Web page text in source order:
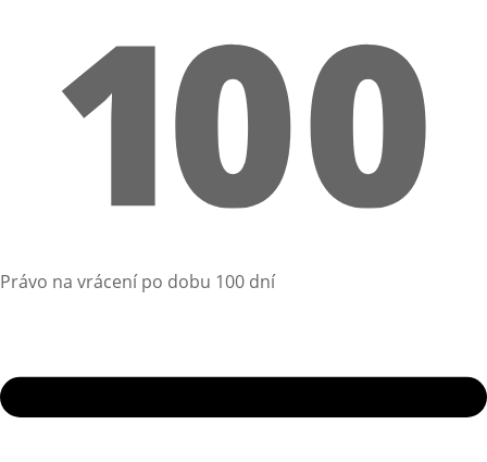
Právo na vrácení po dobu 100 dní